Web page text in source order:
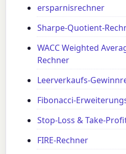
ersparnisrechner
Sharpe-Quotient-
WACC Weighted
Rechner
Leerverkaufs-
Fibonacci-
Stop-Loss & Take-
FIRE-Rechner